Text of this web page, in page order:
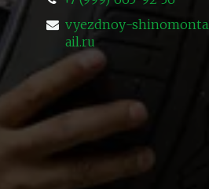
vyezdnoy-
ail.ru